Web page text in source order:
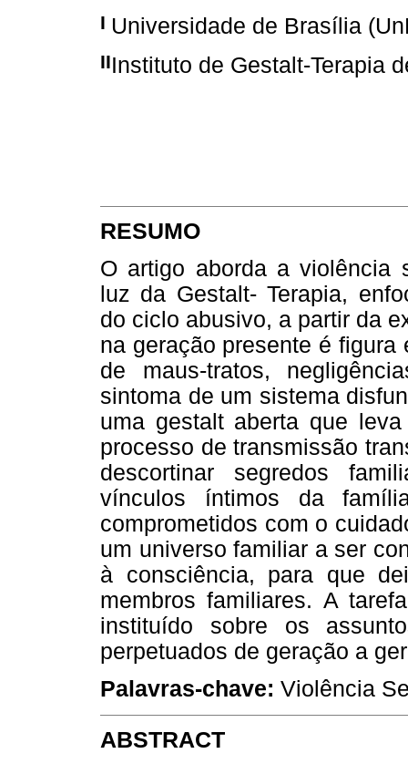
I Universidade de Brasília
IIInstituto de Gestalt-Terapia
RESUMO
O artigo aborda a violência
luz da Gestalt- Terapia,
do ciclo abusivo, a partir da
na geração presente é
de maus-tratos,
sintoma de um sistema
uma gestalt aberta que
processo de transmissão
descortinar segredos
vínculos íntimos da
comprometidos com o
um universo familiar a ser
à consciência, para que
membros familiares. A
instituído sobre os
perpetuados de geração a
Palavras-chave: Violência
ABSTRACT